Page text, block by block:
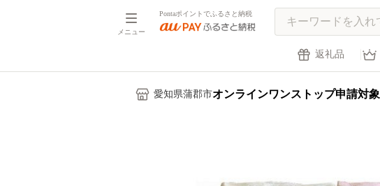
メニュー
Pontaポイントでふるさと納税
返礼品
愛知県蒲郡市オンラインワンストップ申請対象